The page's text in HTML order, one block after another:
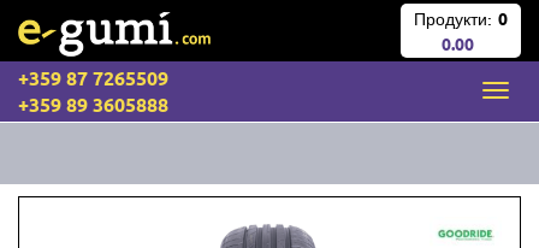
Продукти: 0
0.00
+359 87 7265509
+359 89 3605888